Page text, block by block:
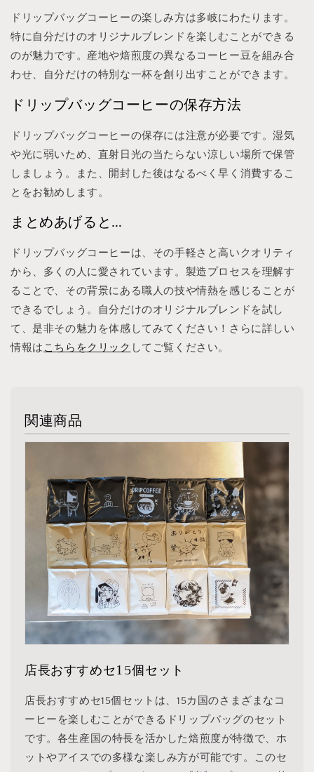
ドリップバッグコーヒーの楽しみ方は多岐にわたります。
特に自分だけのオリジナルブレンドを楽しむことができる
のが魅力です。産地や焙煎度の異なるコーヒー豆を組み合
わせ、自分だけの特別な一杯を創り出すことができます。
ドリップバッグコーヒーの保存方法
ドリップバッグコーヒーの保存には注意が必要です。湿気
や光に弱いため、直射日光の当たらない涼しい場所で保管
しましょう。また、開封した後はなるべく早く消費するこ
とをお勧めします。
まとめあげると…
ドリップバッグコーヒーは、その手軽さと高いクオリティ
から、多くの人に愛されています。製造プロセスを理解す
ることで、その背景にある職人の技や情熱を感じることが
できるでしょう。自分だけのオリジナルブレンドを試し
て、是非その魅力を体感してみてください！さらに詳しい
情報は こちらをクリック してご覧ください。
関連商品
店長おすすめセ15個セット
店長おすすめセ15個セットは、15カ国のさまざまなコ
ーヒーを楽しむことができるドリップバッグのセット
です。各生産国の特長を活かした焙煎度が特徴で、ホ
ットやアイスでの多様な楽しみ方が可能です。このセ